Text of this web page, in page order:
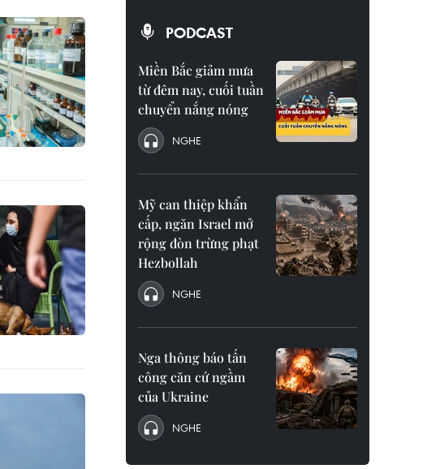
PODCAST
Miền Bắc giảm mưa
từ đêm nay, cuối tuần
chuyển nắng nóng
NGHE
Mỹ can thiệp khẩn
cấp, ngăn Israel mở
rộng đòn trừng phạt
Hezbollah
NGHE
Nga thông báo tấn
công căn cứ ngầm
của Ukraine
NGHE